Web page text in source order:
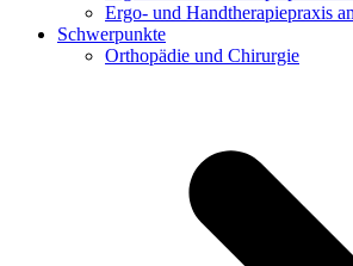
Ergo- und Handtherapiepraxis
Schwerpunkte
Orthopädie und Chirurgie